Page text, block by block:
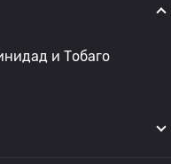
и Тобаго